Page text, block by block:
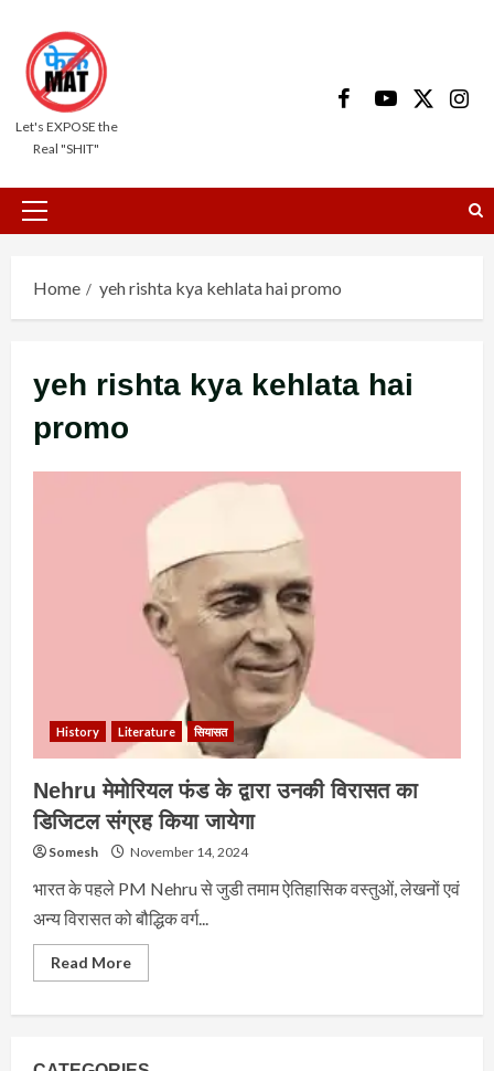
content
Let's EXPOSE the
Real "SHIT"
FacebookYoutube
X
Primary
Home yeh rishta kya kehlata hai promo
yeh rishta kya kehlata hai
promo
History Literature सियासत
Nehru मेमोरियल फंड के द्वारा उनकी विरासत का
डिजिटल संग्रह किया जायेगा
Somesh November 14, 2024
भारत के पहले PM Nehru से जुडी तमाम ऐतिहासिक वस्तुओं, लेखनों एवं
अन्य विरासत को बौद्धिक वर्ग...
Read MoreRead
more